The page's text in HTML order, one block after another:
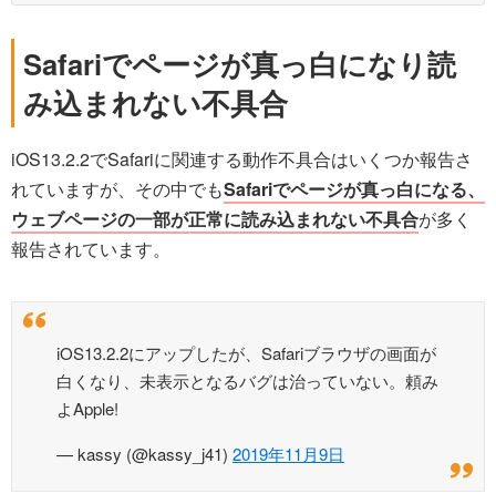
Safariでページが真っ白になり読
み込まれない不具合
iOS13.2.2でSafariに関連する動作不具合はいくつか報告さ
れていますが、その中でもSafariでページが真っ白になる、
ウェブページの一部が正常に読み込まれない不具合が多く
報告されています。
iOS13.2.2にアップしたが、Safariブラウザの画面が
白くなり、未表示となるバグは治っていない。頼み
よApple!
— kassy (@kassy_j41) 2019年11月9日